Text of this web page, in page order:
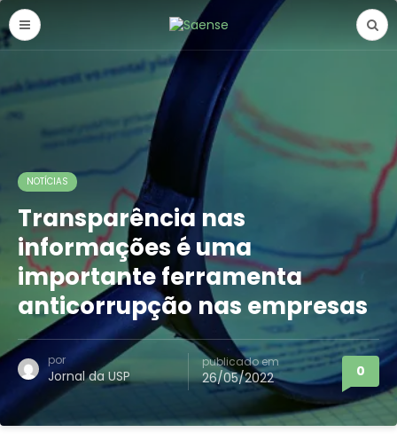
NOTÍCIAS
Transparência nas
informações é uma
importante ferramenta
anticorrupção nas empresas
por
Jornal da USP
publicado em
26/05/2022 0